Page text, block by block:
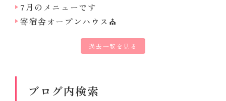
7月のメニューです
寄宿舎オープンハウス⛪
過去一覧を見る
ブログ内検索